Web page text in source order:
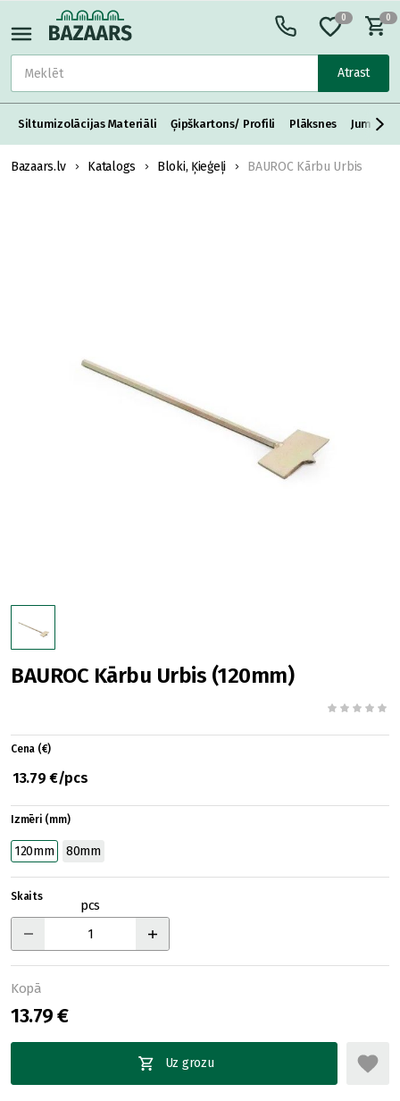
Atrast
0 0
Siltumizolācijas Materiāli Ģipškartons/ Profili Plāksnes Jumta
Bazaars.lv Katalogs Bloki, Ķieģeļi BAUROC Kārbu Urbis
BAUROC Kārbu Urbis (120mm)
Cena (€)
13.79 €/pcs
Izmēri (mm)
120mm 80mm
Skaits
pcs
Kopā
13.79 €
Uz grozu